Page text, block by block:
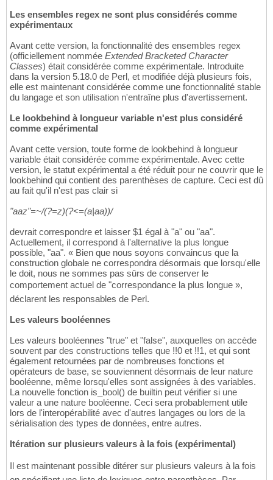
Les ensembles regex ne sont plus considérés comme
expérimentaux
Avant cette version, la fonctionnalité des ensembles regex
(officiellement nommée Extended Bracketed Character
Classes) était considérée comme expérimentale. Introduite
dans la version 5.18.0 de Perl, et modifiée déjà plusieurs fois,
elle est maintenant considérée comme une fonctionnalité stable
du langage et son utilisation n'entraîne plus d'avertissement.
Le lookbehind à longueur variable n'est plus considéré
comme expérimental
Avant cette version, toute forme de lookbehind à longueur
variable était considérée comme expérimentale. Avec cette
version, le statut expérimental a été réduit pour ne couvrir que le
lookbehind qui contient des parenthèses de capture. Ceci est dû
au fait qu'il n'est pas clair si
"aaz"=~/(?=z)(?<=(a|aa))/
devrait correspondre et laisser $1 égal à "a" ou "aa".
Actuellement, il correspond à l'alternative la plus longue
possible, "aa". « Bien que nous soyons convaincus que la
construction globale ne correspondra désormais que lorsqu'elle
le doit, nous ne sommes pas sûrs de conserver le
comportement actuel de "correspondance la plus longue »,
déclarent les responsables de Perl.
Les valeurs booléennes
Les valeurs booléennes "true" et "false", auxquelles on accède
souvent par des constructions telles que !!0 et !!1, et qui sont
également retournées par de nombreuses fonctions et
opérateurs de base, se souviennent désormais de leur nature
booléenne, même lorsqu'elles sont assignées à des variables.
La nouvelle fonction is_bool() de builtin peut vérifier si une
valeur a une nature booléenne. Ceci sera probablement utile
lors de l'interopérabilité avec d'autres langages ou lors de la
sérialisation des types de données, entre autres.
Itération sur plusieurs valeurs à la fois (expérimental)
Il est maintenant possible ditérer sur plusieurs valeurs à la fois